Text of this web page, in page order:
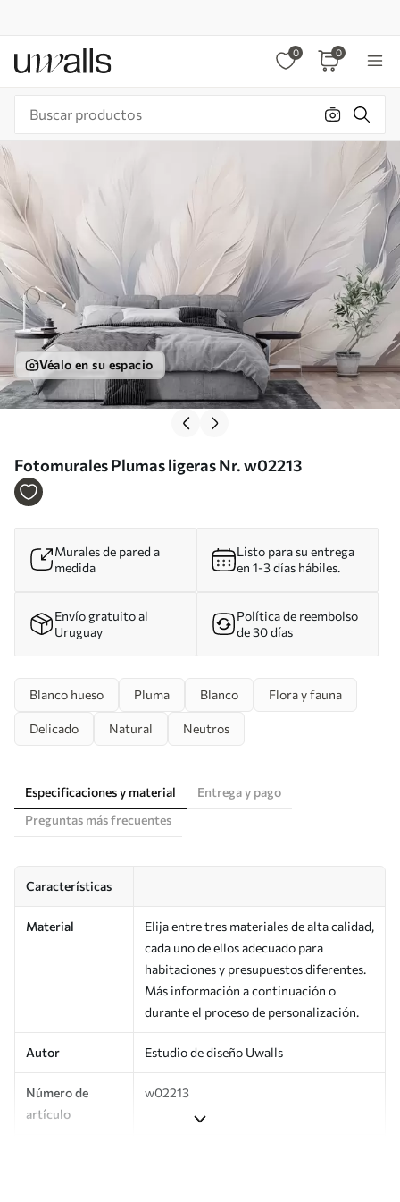
0 0
Véalo en su espacio
Fotomurales Plumas ligeras Nr. w02213
Murales de pared a
medida
Listo para su entrega
en 1-3 días hábiles.
Envío gratuito al
Uruguay
Política de reembolso
de 30 días
Blanco hueso Pluma Blanco Flora y fauna
Delicado Natural Neutros
Especificaciones y material
Entrega y pago
Preguntas más frecuentes
Características
Material
Elija entre tres materiales de alta calidad,
cada uno de ellos adecuado para
habitaciones y presupuestos diferentes.
Más información a continuación o
durante el proceso de personalización.
Autor Estudio de diseño Uwalls
Número de
artículo
w02213